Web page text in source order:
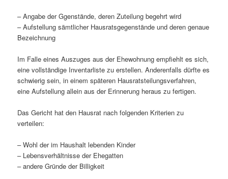
– Angabe der Ggenstände, deren Zuteilung begehrt wird
– Aufstellung sämtlicher Hausratsgegenstände und deren genaue
Bezeichnung
Im Falle eines Auszuges aus der Ehewohnung empfiehlt es sich,
eine vollständige Inventarliste zu erstellen. Anderenfalls dürfte es
schwierig sein, in einem späteren Hausratsteilungsverfahren,
eine Aufstellung allein aus der Erinnerung heraus zu fertigen.
Das Gericht hat den Hausrat nach folgenden Kriterien zu
verteilen:
– Wohl der im Haushalt lebenden Kinder
– Lebensverhältnisse der Ehegatten
– andere Gründe der Billigkeit